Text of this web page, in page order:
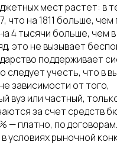
мест растет: в
что на 1811 больше, чем
4 тысячи больше, чем в
это не вызывает
поддерживает
следует учесть, что в
зависимости от того,
вуз или частный,
за счет средств
— платно, по
условиях рыночной